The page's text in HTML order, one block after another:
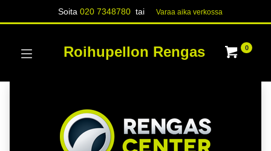
Soita020 7348780 tai Varaa aika verk​​​​ossa
Roihupellon Rengas 0